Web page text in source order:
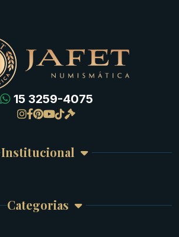
15 3259-4075
Institucional
Meus Pedidos
Carrinho de Compra
Atendimento
Categorias
Gregas
Byzantinas
Bíblicas
Ouro